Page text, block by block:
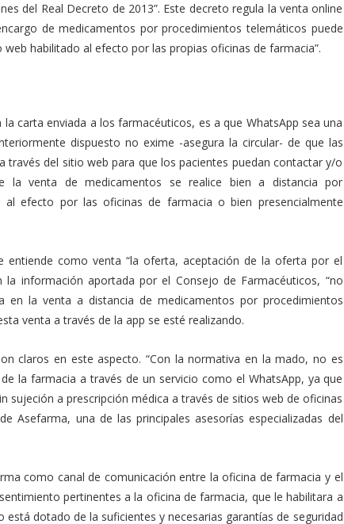
del Real Decreto de 2013”. Este decreto regula la venta online
de medicamentos por procedimientos telemáticos puede
habilitado al efecto por las propias oficinas de farmacia”.
carta enviada a los farmacéuticos, es a que WhatsApp sea una
dispuesto no exime -asegura la circular- de que las
del sitio web para que los pacientes puedan contactar y/o
la venta de medicamentos se realice bien a distancia por
efecto por las oficinas de farmacia o bien presencialmente
como venta “la oferta, aceptación de la oferta por el
información aportada por el Consejo de Farmacéuticos, “no
la venta a distancia de medicamentos por procedimientos
venta a través de la app se esté realizando.
claros en este aspecto. “Con la normativa en la mado, no es
la farmacia a través de un servicio como el WhatsApp, ya que
a prescripción médica a través de sitios web de oficinas
Asefarma, una de las principales asesorías especializadas del
como canal de comunicación entre la oficina de farmacia y el
pertinentes a la oficina de farmacia, que le habilitara a
dotado de la suficientes y necesarias garantías de seguridad